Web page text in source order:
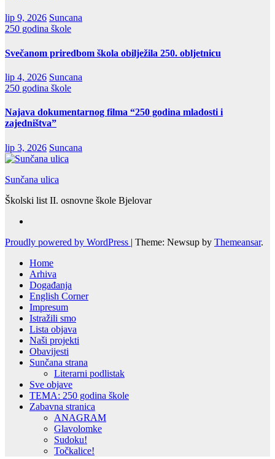
lip 9, 2026 Suncana
250 godina škole
Svečanom priredbom škola obilježila 250. obljetnicu
lip 4, 2026 Suncana
250 godina škole
Najava dokumentarnog filma “250 godina mladosti i
zajedništva”
lip 3, 2026 Suncana
Sunčana ulica
Školski list II. osnovne škole Bjelovar
Proudly powered by WordPress | Theme: Newsup by Themeansar.
Home
Arhiva
Događanja
English Corner
Impresum
Istražili smo
Lista objava
Naši projekti
Obavijesti
Sunčana strana
Literarni podlistak
Sve objave
TEMA: 250 godina škole
Zabavna stranica
ANAGRAM
Glavolomke
Sudoku!
Točkalice!